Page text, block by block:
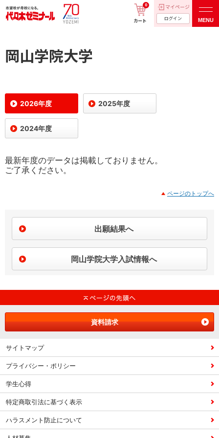
カート
0 マイページ
ログイン MENU
岡山学院大学
2026年度 2025年度
2024年度
最新年度のデータは掲載しておりません。
ご了承ください。
ページのトップへ
出願結果へ
岡山学院大学入試情報へ
資料請求
サイトマップ
プライバシー・ポリシー
学生心得
特定商取引法に基づく表示
ハラスメント防止について